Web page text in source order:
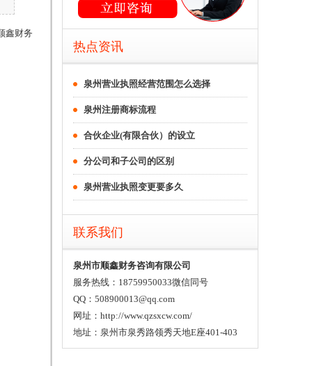
鑫财务
热点资讯
泉州营业执照经营范围怎么选择
泉州注册商标流程
合伙企业(有限合伙）的设立
分公司和子公司的区别
泉州营业执照变更要多久
联系我们
泉州市顺鑫财务咨询有限公司
服务热线：18759950033微信同号
QQ：508900013@qq.com
网址：http://www.qzsxcw.com/
地址：泉州市泉秀路领秀天地E座401-403